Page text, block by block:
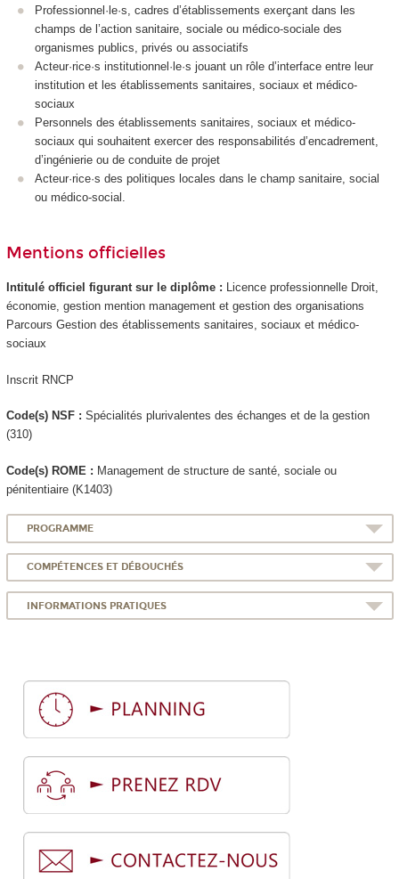
Professionnel·le·s, cadres d’établissements exerçant dans les
champs de l’action sanitaire, sociale ou médico-sociale des
organismes publics, privés ou associatifs
Acteur·rice·s institutionnel·le·s jouant un rôle d’interface entre leur
institution et les établissements sanitaires, sociaux et médico-
sociaux
Personnels des établissements sanitaires, sociaux et médico-
sociaux qui souhaitent exercer des responsabilités d’encadrement,
d’ingénierie ou de conduite de projet
Acteur·rice·s des politiques locales dans le champ sanitaire, social
ou médico-social.
Mentions officielles
Intitulé officiel figurant sur le diplôme : Licence professionnelle Droit,
économie, gestion mention management et gestion des organisations
Parcours Gestion des établissements sanitaires, sociaux et médico-
sociaux
Inscrit RNCP
Code(s) NSF : Spécialités plurivalentes des échanges et de la gestion
(310)
Code(s) ROME : Management de structure de santé, sociale ou
pénitentiaire (K1403)
PROGRAMME
COMPÉTENCES ET DÉBOUCHÉS
INFORMATIONS PRATIQUES